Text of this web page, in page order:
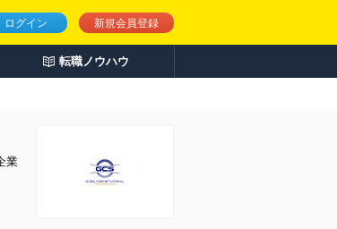
ログイン 新規会員登録
転職ノウハウ
業